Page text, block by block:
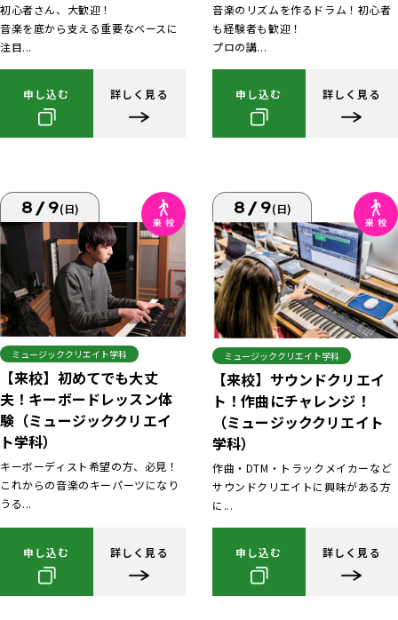
初心者さん、大歓迎！
音楽を底から支える重要なベースに
注目...
申し込む 詳しく見る
音楽のリズムを作るドラム！初心者
も経験者も歓迎！
プロの講...
申し込む 詳しく見る
8/9(日)
ミュージッククリエイト学科
【来校】初めてでも大丈
夫！キーボードレッスン体
験（ミュージッククリエイ
ト学科）
キーボーディスト希望の方、必見！
これからの音楽のキーパーツになり
うる...
申し込む 詳しく見る
8/9(日)
ミュージッククリエイト学科
【来校】サウンドクリエイ
ト！作曲にチャレンジ！
（ミュージッククリエイト
学科）
作曲・DTM・トラックメイカーなど
サウンドクリエイトに興味がある方
に...
申し込む 詳しく見る